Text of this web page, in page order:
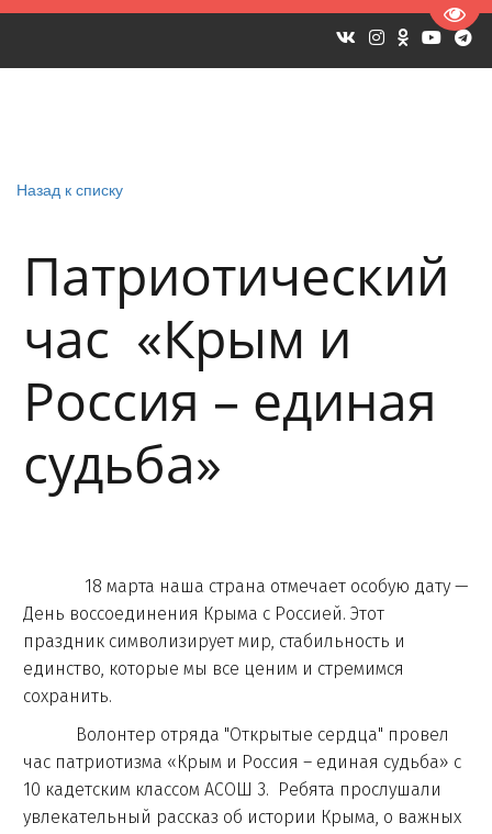
Назад к списку
Патриотический
час «Крым и
Россия – единая
судьба»
18 марта наша страна отмечает особую дату —
День воссоединения Крыма с Россией. Этот
праздник символизирует мир, стабильность и
единство, которые мы все ценим и стремимся
сохранить.
Волонтер отряда "Открытые сердца" провел
час патриотизма «Крым и Россия – единая судьба» с
10 кадетским классом АСОШ 3. Ребята прослушали
увлекательный рассказ об истории Крыма, о важных